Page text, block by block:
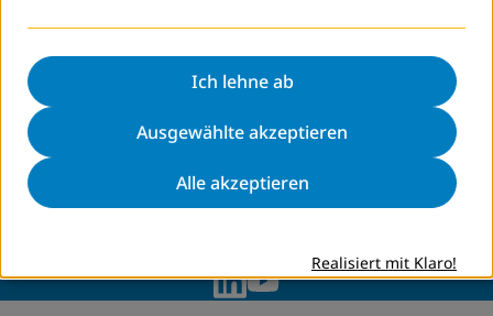
Newsletter abonnieren
Sitemap
Datenschutz
Impressum
Anfahrt
Ich lehne ab
Ausgewählte akzeptieren
Alle akzeptieren
Realisiert mit Klaro!